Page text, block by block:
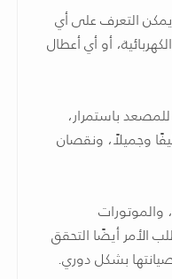
التعرف على أي
أو أي أعطال
باستمرار،
وجميلاً، ونقصان
الأمر أيضًا التحقق
بشكل دوري.